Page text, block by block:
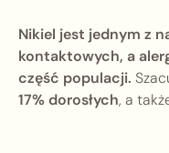
Nikiel jest jednym z
kontaktowych, a
część populacji.
17% dorosłych, a